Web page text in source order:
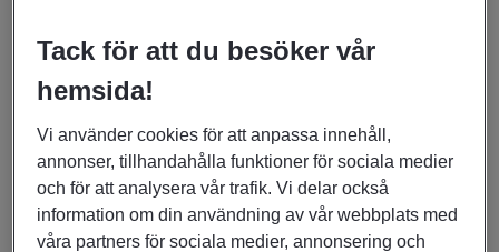
Arbetstider: 2-skift, 06:00-14:30 och 14:24-23:24
Uppdragsstart:v.33
möjlighet till förlängning
Om jobbet
Som CNC-operatör ingår du i ett processteam på cirka 10
Tack för att du besöker vår
hemsida!
Vi använder cookies för att anpassa innehåll,
annonser, tillhandahålla funktioner för sociala medier
och för att analysera vår trafik. Vi delar också
information om din användning av vår webbplats med
våra partners för sociala medier, annonsering och